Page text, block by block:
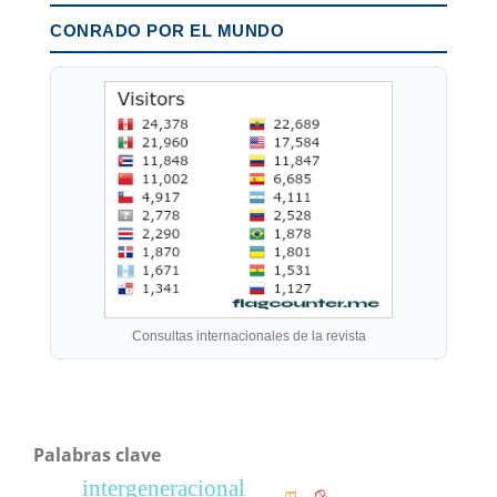
CONRADO POR EL MUNDO
Consultas internacionales de la revista
Palabras clave
intergeneracional